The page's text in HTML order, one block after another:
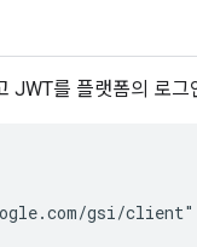
JWT를 플랫폼의 로
gsi/